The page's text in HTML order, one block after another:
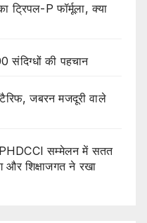
ट्रिपल-P फॉर्मूला, क्या
संदिग्धों की पहचान
जबरन मजदूरी वाले
PHDCCI सम्मेलन में सतत
और शिक्षाजगत ने रखा